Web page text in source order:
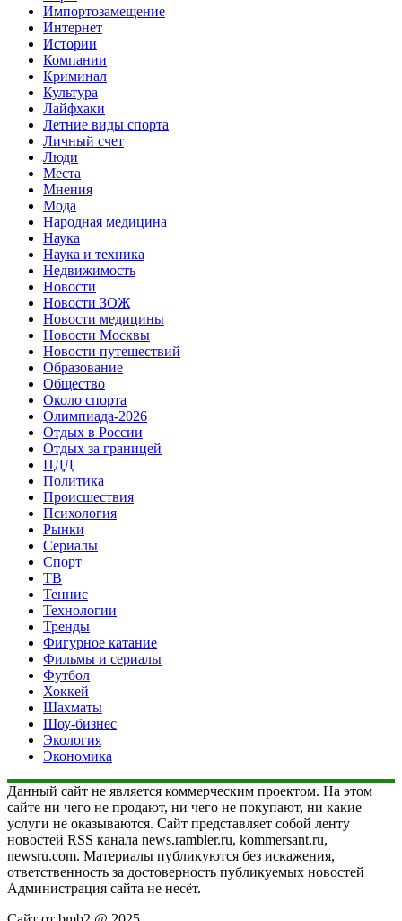
Импортозамещение
Интернет
Истории
Компании
Криминал
Культура
Лайфхаки
Летние виды спорта
Личный счет
Люди
Места
Мнения
Мода
Народная медицина
Наука
Наука и техника
Недвижимость
Новости
Новости ЗОЖ
Новости медицины
Новости Москвы
Новости путешествий
Образование
Общество
Около спорта
Олимпиада-2026
Отдых в России
Отдых за границей
ПДД
Политика
Происшествия
Психология
Рынки
Сериалы
Спорт
ТВ
Теннис
Технологии
Тренды
Фигурное катание
Фильмы и сериалы
Футбол
Хоккей
Шахматы
Шоу-бизнес
Экология
Экономика
Данный сайт не является коммерческим проектом. На этом
сайте ни чего не продают, ни чего не покупают, ни какие
услуги не оказываются. Сайт представляет собой ленту
новостей RSS канала news.rambler.ru, kommersant.ru,
newsru.com. Материалы публикуются без искажения,
ответственность за достоверность публикуемых новостей
Администрация сайта не несёт.